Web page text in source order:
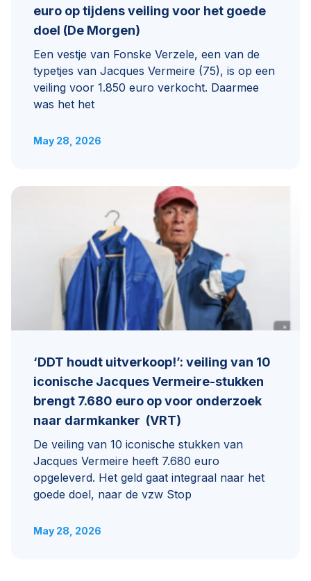
euro op tijdens veiling voor het goede
doel (De Morgen)
Een vestje van Fonske Verzele, een van de
typetjes van Jacques Vermeire (75), is op een
veiling voor 1.850 euro verkocht. Daarmee
was het het
May 28, 2026
‘DDT houdt uitverkoop!’: veiling van 10
iconische Jacques Vermeire-stukken
brengt 7.680 euro op voor onderzoek
naar darmkanker (VRT)
De veiling van 10 iconische stukken van
Jacques Vermeire heeft 7.680 euro
opgeleverd. Het geld gaat integraal naar het
goede doel, naar de vzw Stop
May 28, 2026